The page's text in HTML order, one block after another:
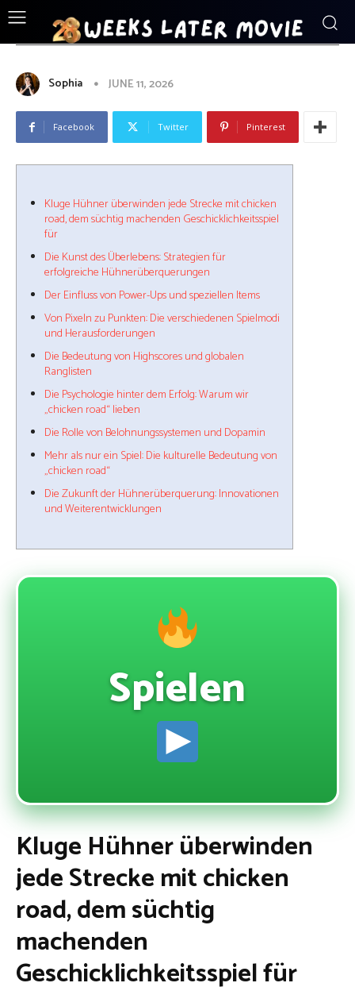
ENTERTAINMENT
Sophia JUNE 11, 2026
Facebook Twitter Pinterest
Kluge Hühner überwinden jede Strecke mit chicken
road, dem süchtig machenden Geschicklichkeitsspiel
für
Die Kunst des Überlebens: Strategien für
erfolgreiche Hühnerüberquerungen
Der Einfluss von Power-Ups und speziellen Items
Von Pixeln zu Punkten: Die verschiedenen Spielmodi
und Herausforderungen
Die Bedeutung von Highscores und globalen
Ranglisten
Die Psychologie hinter dem Erfolg: Warum wir
„chicken road“ lieben
Die Rolle von Belohnungssystemen und Dopamin
Mehr als nur ein Spiel: Die kulturelle Bedeutung von
„chicken road“
Die Zukunft der Hühnerüberquerung: Innovationen
und Weiterentwicklungen
Spielen
Kluge Hühner überwinden
jede Strecke mit chicken
road, dem süchtig
machenden
Geschicklichkeitsspiel für